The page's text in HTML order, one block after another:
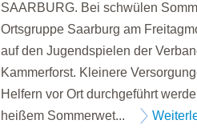
SAARBURG. Bei schwülen
Ortsgruppe Saarburg am
auf den Jugendspielen der
Kammerforst. Kleinere
Helfern vor Ort durchgeführt
heißem Sommerwet...